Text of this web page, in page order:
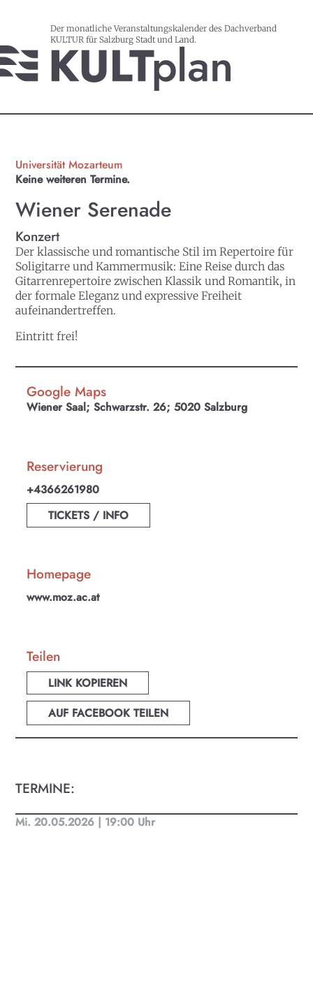
Der monatliche Veranstaltungskalender des Dachverband
KULTUR für Salzburg Stadt und Land.
Universität Mozarteum
Keine weiteren Termine.
Wiener Serenade
Konzert
Der klassische und romantische Stil im Repertoire für
Soligitarre und Kammermusik: Eine Reise durch das
Gitarrenrepertoire zwischen Klassik und Romantik, in
der formale Eleganz und expressive Freiheit
aufeinandertreffen.
Eintritt frei!
Google Maps
Wiener Saal; Schwarzstr. 26; 5020 Salzburg
Reservierung
+4366261980
TICKETS / INFO
Homepage
www.moz.ac.at
Teilen
LINK KOPIEREN
AUF FACEBOOK TEILEN
TERMINE:
Mi. 20.05.2026 | 19:00 Uhr